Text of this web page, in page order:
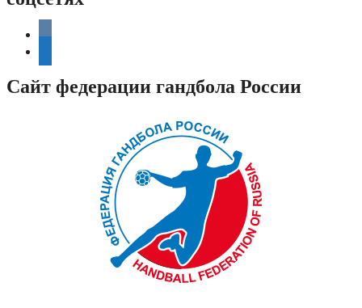
Сайт федерации гандбола России